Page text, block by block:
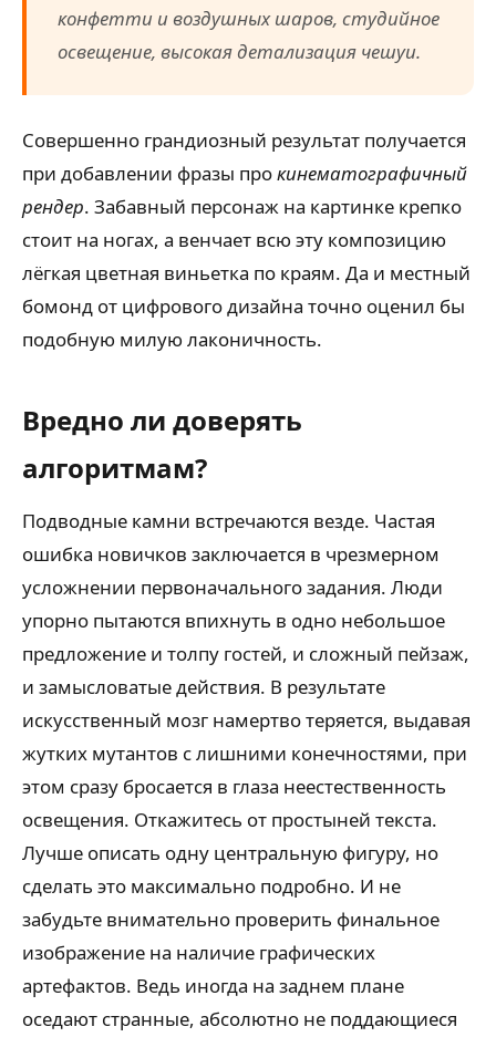
конфетти и воздушных шаров, студийное
освещение, высокая детализация чешуи.
Совершенно грандиозный результат получается
при добавлении фразы прокинематографичный
рендер. Забавный персонаж на картинке крепко
стоит на ногах, а венчает всю эту композицию
лёгкая цветная виньетка по краям. Да и местный
бомонд от цифрового дизайна точно оценил бы
подобную милую лаконичность.
Вредно ли доверять
алгоритмам?
Подводные камни встречаются везде. Частая
ошибка новичков заключается в чрезмерном
усложнении первоначального задания. Люди
упорно пытаются впихнуть в одно небольшое
предложение и толпу гостей, и сложный пейзаж,
и замысловатые действия. В результате
искусственный мозг намертво теряется, выдавая
жутких мутантов с лишними конечностями, при
этом сразу бросается в глаза неестественность
освещения. Откажитесь от простыней текста.
Лучше описать одну центральную фигуру, но
сделать это максимально подробно. И не
забудьте внимательно проверить финальное
изображение на наличие графических
артефактов. Ведь иногда на заднем плане
оседают странные, абсолютно не поддающиеся